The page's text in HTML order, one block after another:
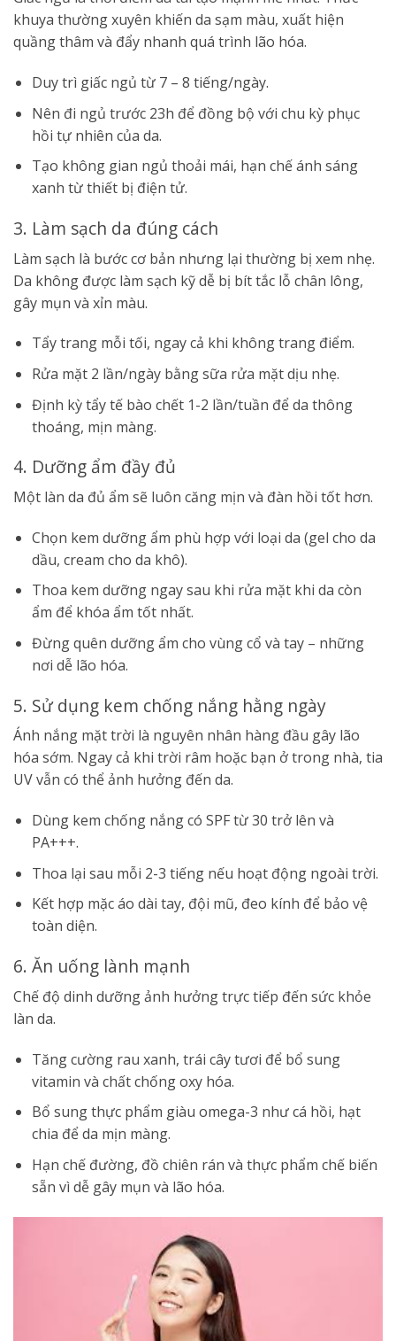
khuya thường xuyên khiến da sạm màu, xuất hiện
quầng thâm và đẩy nhanh quá trình lão hóa.
Duy trì giấc ngủ từ 7 – 8 tiếng/ngày.
Nên đi ngủ trước 23h để đồng bộ với chu kỳ phục
hồi tự nhiên của da.
Tạo không gian ngủ thoải mái, hạn chế ánh sáng
xanh từ thiết bị điện tử.
3. Làm sạch da đúng cách
Làm sạch là bước cơ bản nhưng lại thường bị xem nhẹ.
Da không được làm sạch kỹ dễ bị bít tắc lỗ chân lông,
gây mụn và xỉn màu.
Tẩy trang mỗi tối, ngay cả khi không trang điểm.
Rửa mặt 2 lần/ngày bằng sữa rửa mặt dịu nhẹ.
Định kỳ tẩy tế bào chết 1-2 lần/tuần để da thông
thoáng, mịn màng.
4. Dưỡng ẩm đầy đủ
Một làn da đủ ẩm sẽ luôn căng mịn và đàn hồi tốt hơn.
Chọn kem dưỡng ẩm phù hợp với loại da (gel cho da
dầu, cream cho da khô).
Thoa kem dưỡng ngay sau khi rửa mặt khi da còn
ẩm để khóa ẩm tốt nhất.
Đừng quên dưỡng ẩm cho vùng cổ và tay – những
nơi dễ lão hóa.
5. Sử dụng kem chống nắng hằng ngày
Ánh nắng mặt trời là nguyên nhân hàng đầu gây lão
hóa sớm. Ngay cả khi trời râm hoặc bạn ở trong nhà, tia
UV vẫn có thể ảnh hưởng đến da.
Dùng kem chống nắng có SPF từ 30 trở lên và
PA+++.
Thoa lại sau mỗi 2-3 tiếng nếu hoạt động ngoài trời.
Kết hợp mặc áo dài tay, đội mũ, đeo kính để bảo vệ
toàn diện.
6. Ăn uống lành mạnh
Chế độ dinh dưỡng ảnh hưởng trực tiếp đến sức khỏe
làn da.
Tăng cường rau xanh, trái cây tươi để bổ sung
vitamin và chất chống oxy hóa.
Bổ sung thực phẩm giàu omega-3 như cá hồi, hạt
chia để da mịn màng.
Hạn chế đường, đồ chiên rán và thực phẩm chế biến
sẵn vì dễ gây mụn và lão hóa.